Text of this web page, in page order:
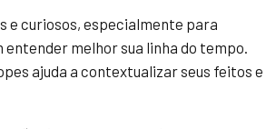
e curiosos, especialmente para
melhor sua linha do tempo.
ajuda a contextualizar seus feitos e